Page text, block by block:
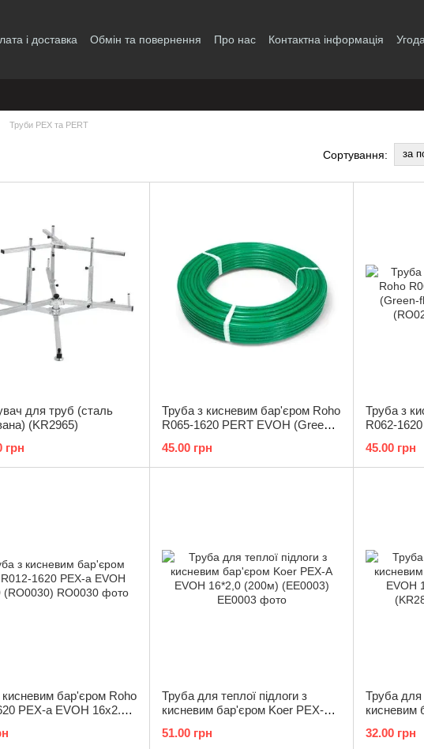
і доставка Обмін та повернення Про нас Контактна інформація
Труби PEX та PERT
Сортування: за
для труб (сталь
(KR2965)
грн
Труба з кисневим бар'єром Roho
R065-1620 PERT EVOH (Green-
45.00 грн
Труба з
R062-
45.00 грн
кисневим бар'єром Roho
PEX-a EVOH 16x2.0
Труба для теплої підлоги з
кисневим бар'єром Koer PEX-A
51.00 грн
Труба для
кисневим
(KR2853)
32.00 грн